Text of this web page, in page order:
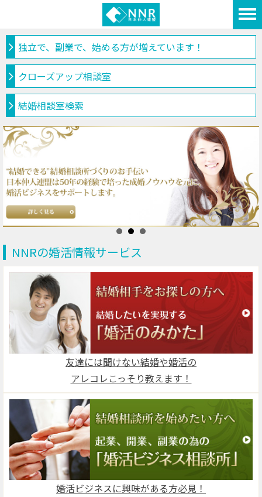
独立で、副業で、始める方が増えています！
クローズアップ相談室
結婚相談室検索
NNRの婚活情報サービス
友達には聞けない結婚や婚活の
アレコレこっそり教えます！
婚活ビジネスに興味がある方必見！